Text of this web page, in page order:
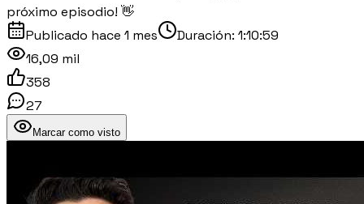
próximo episodio! 👋
Publicado hace 1 mes Duración: 1:10:59
16,09 mil
358
27
Marcar como visto